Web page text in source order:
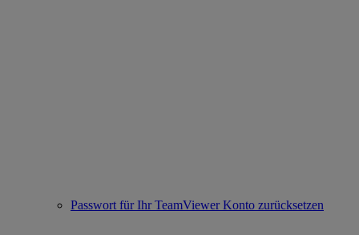
Passwort für Ihr TeamViewer Konto zurücksetzen